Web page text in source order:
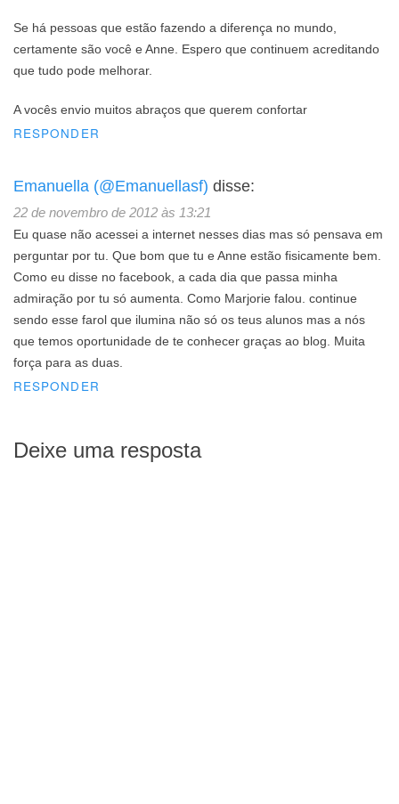
Se há pessoas que estão fazendo a diferença no mundo,
certamente são você e Anne. Espero que continuem acreditando
que tudo pode melhorar.
A vocês envio muitos abraços que querem confortar
RESPONDER
Emanuella (@Emanuellasf) disse:
22 de novembro de 2012 às 13:21
Eu quase não acessei a internet nesses dias mas só pensava em
perguntar por tu. Que bom que tu e Anne estão fisicamente bem.
Como eu disse no facebook, a cada dia que passa minha
admiração por tu só aumenta. Como Marjorie falou. continue
sendo esse farol que ilumina não só os teus alunos mas a nós
que temos oportunidade de te conhecer graças ao blog. Muita
força para as duas.
RESPONDER
Deixe uma resposta